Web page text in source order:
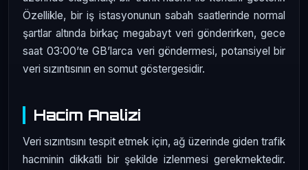
Özellikle, bir iş istasyonunun sabah saatlerinde normal
şartlar altında birkaç megabayt veri gönderirken, gece
saat 03:00’te GB’larca veri göndermesi, potansiyel bir
veri sızıntısının en somut göstergesidir.
Hacim Analizi
Veri sızıntısını tespit etmek için, ağ üzerinde giden trafik
hacminin dikkatli bir şekilde izlenmesi gerekmektedir.